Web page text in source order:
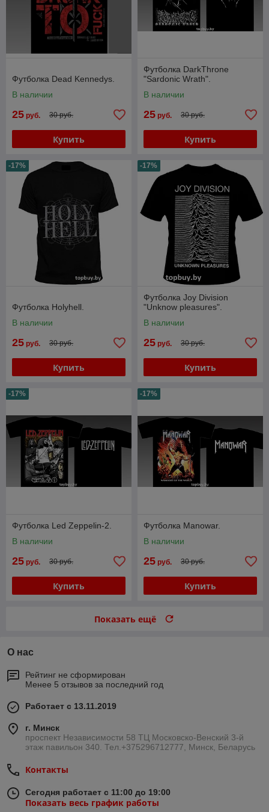
Футболка Dead Kennedys.
В наличии
25 руб. 30 руб.
Купить
Футболка DarkThrone
"Sardonic Wrath".
В наличии
25 руб. 30 руб.
Купить
-17%
Футболка Holyhell.
В наличии
25 руб. 30 руб.
Купить
-17%
Футболка Joy Division
"Unknow pleasures".
В наличии
25 руб. 30 руб.
Купить
-17%
Футболка Led Zeppelin-2.
В наличии
25 руб. 30 руб.
Купить
-17%
Футболка Manowar.
В наличии
25 руб. 30 руб.
Купить
Показать ещё
О нас
Рейтинг не сформирован
Менее 5 отзывов за последний год
Работает с 13.11.2019
г. Минск
проспект Независимости 58 ТЦ Московско-Венский 3-й
этаж павильон 340. Тел.+375296712777, Минск, Беларусь
Контакты
Сегодня работает с 11:00 до 19:00
Показать весь график работы